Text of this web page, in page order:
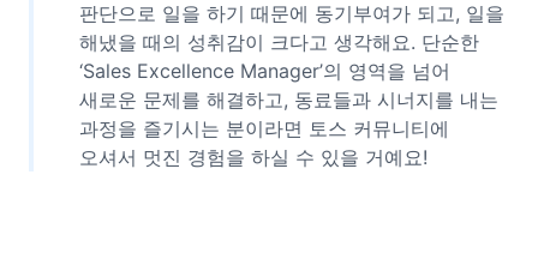
판단으로 일을 하기 때문에 동기부여가 되고, 일을
해냈을 때의 성취감이 크다고 생각해요. 단순한
‘Sales Excellence Manager’의 영역을 넘어
새로운 문제를 해결하고, 동료들과 시너지를 내는
과정을 즐기시는 분이라면 토스 커뮤니티에
오셔서 멋진 경험을 하실 수 있을 거예요!